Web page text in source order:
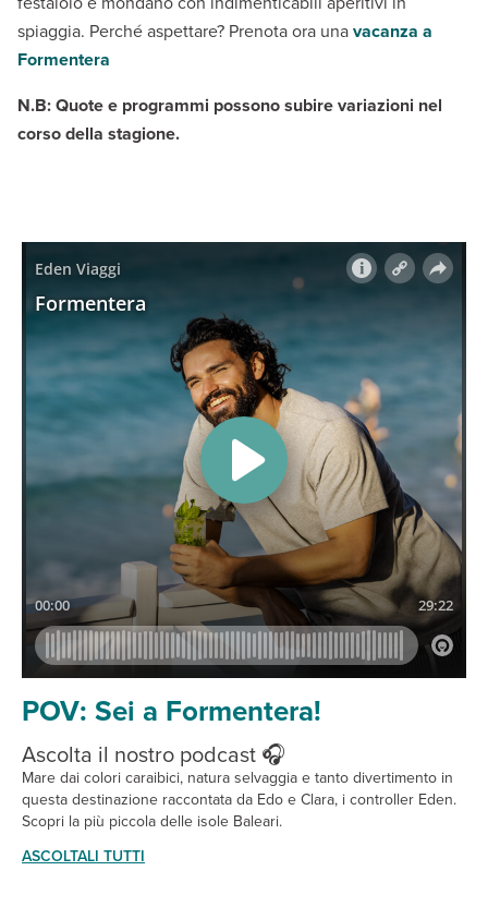
spiaggia. Perché aspettare? Prenota ora unavacanza a
Formentera
N.B: Quote e programmi possono subire variazioni nel
corso della stagione.
POV: Sei a Formentera!
Ascolta il nostro podcast 🎧
Mare dai colori caraibici, natura selvaggia e tanto divertimento in
questa destinazione raccontata da Edo e Clara, i controller Eden.
Scopri la più piccola delle isole Baleari.
ASCOLTALI TUTTI